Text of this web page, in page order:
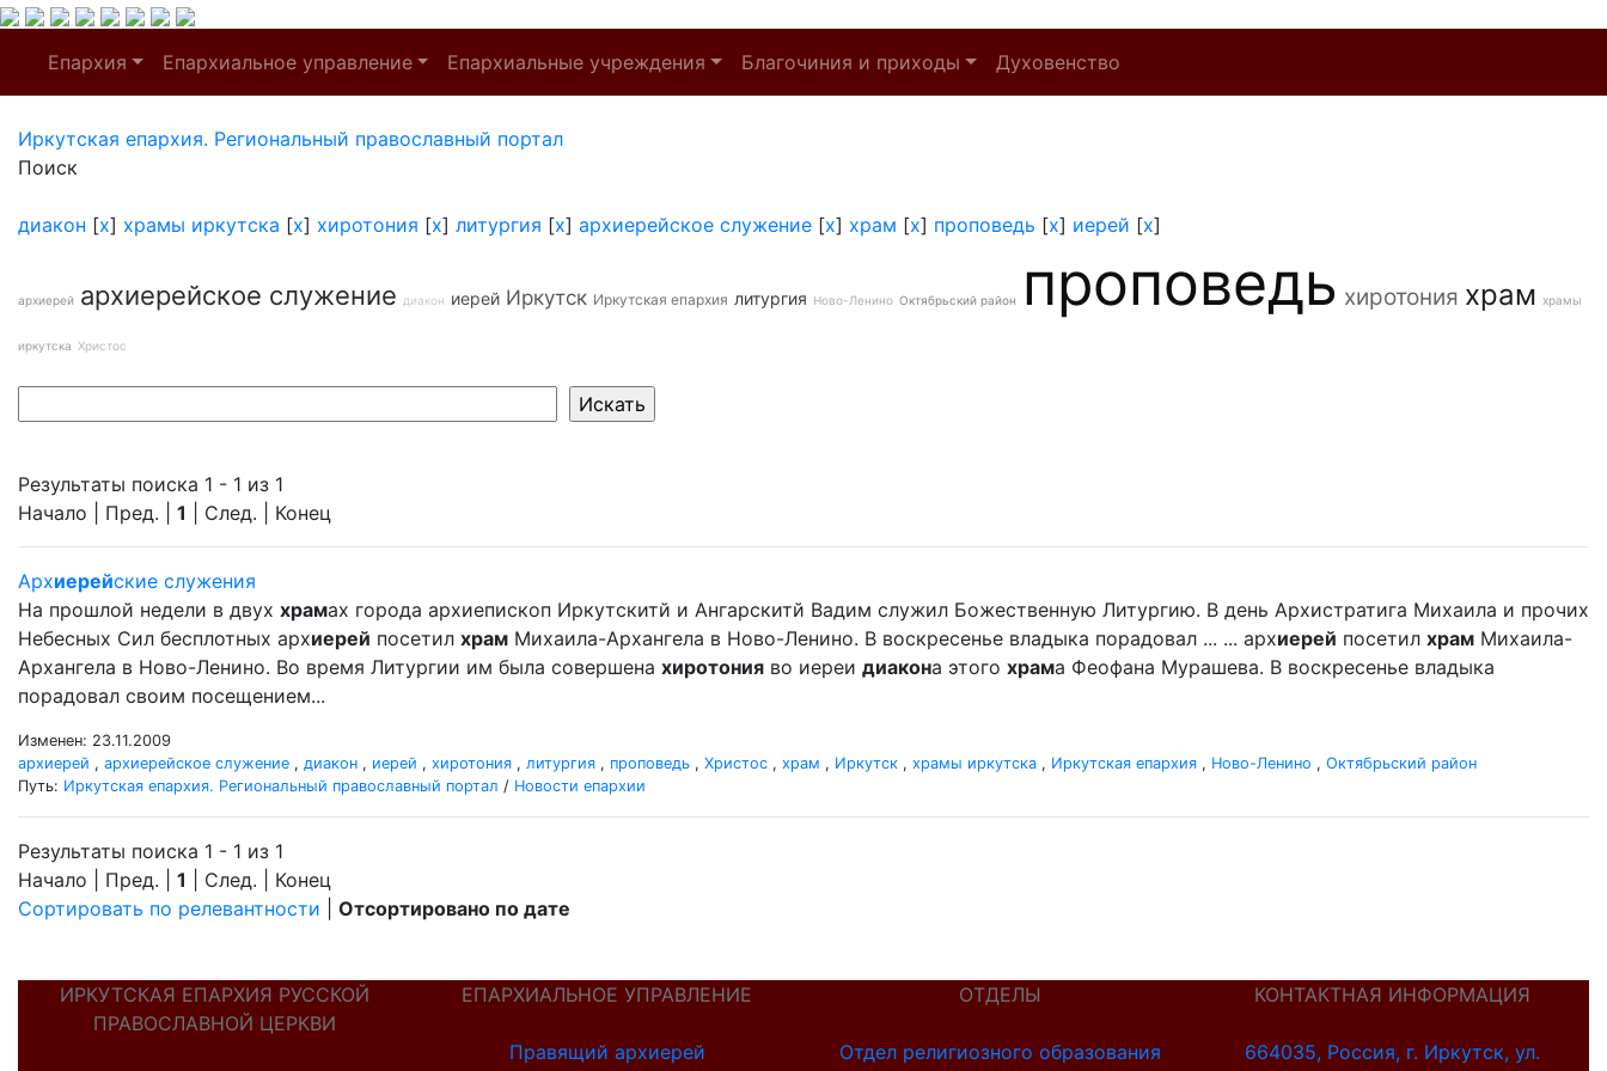
Епархия Епархиальное управление Епархиальные учреждения Благочиния и приходы Духовенство
Иркутская епархия. Региональный православный портал
Поиск
диакон [x] храмы иркутска [x] хиротония [x] литургия [x] архиерейское служение [x] храм [x] проповедь [x] иерей [x]
архиерей архиерейское служение диакон иерей Иркутск Иркутская епархия литургия Ново-Ленино Октябрьский район проповедь хиротония храм храмы
иркутска Христос
Результаты поиска 1 - 1 из 1
Начало | Пред. | 1 | След. | Конец
Архиерейские служения
На прошлой недели в двух храмах города архиепископ Иркутскитй и Ангарскитй Вадим служил Божественную Литургию. В день Архистратига Михаила и прочих
Небесных Сил бесплотных архиерей посетил храм Михаила-Архангела в Ново-Ленино. В воскресенье владыка порадовал ... ... архиерей посетил храм Михаила-
Архангела в Ново-Ленино. Во время Литургии им была совершена хиротония во иереи диакона этого храма Феофана Мурашева. В воскресенье владыка
порадовал своим посещением...
Изменен: 23.11.2009
архиерей , архиерейское служение , диакон , иерей , хиротония , литургия , проповедь , Христос , храм , Иркутск , храмы иркутска , Иркутская епархия , Ново-Ленино , Октябрьский район
Путь: Иркутская епархия. Региональный православный портал / Новости епархии
Результаты поиска 1 - 1 из 1
Начало | Пред. | 1 | След. | Конец
Сортировать по релевантности
Отсортировано по дате
ИРКУТСКАЯ ЕПАРХИЯ РУССКОЙ
ПРАВОСЛАВНОЙ ЦЕРКВИ
ЕПАРХИАЛЬНОЕ УПРАВЛЕНИЕ
Правящий архиерей
ОТДЕЛЫ
Отдел религиозного образования
КОНТАКТНАЯ ИНФОРМАЦИЯ
664035, Россия, г. Иркутск, ул.